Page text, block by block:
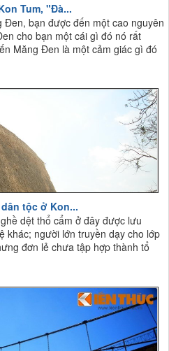
Tum, "Đà...
bạn được đến một cao nguyên
cho bạn một cái gì đó nó rất
Măng Đen là một cảm giác gì đó
tộc ở Kon...
dệt thổ cẩm ở đây được lưu
khác; người lớn truyền dạy cho lớp
đơn lẻ chưa tập hợp thành tổ